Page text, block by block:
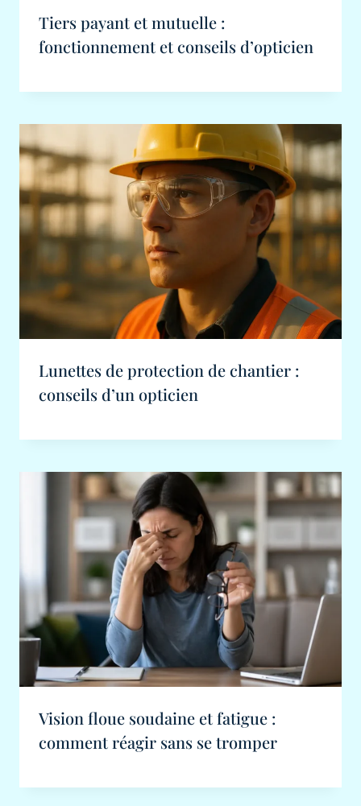
Tiers payant et mutuelle :
fonctionnement et conseils d’opticien
Lunettes de protection de chantier :
conseils d’un opticien
Vision floue soudaine et fatigue :
comment réagir sans se tromper